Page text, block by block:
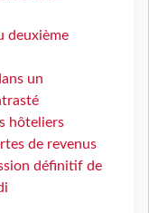
deuxième
un
hôteliers
de revenus
définitif de